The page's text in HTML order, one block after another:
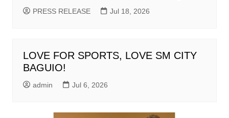
PRESS RELEASE Jul 18, 2026
LOVE FOR SPORTS, LOVE SM CITY
BAGUIO!
admin Jul 6, 2026